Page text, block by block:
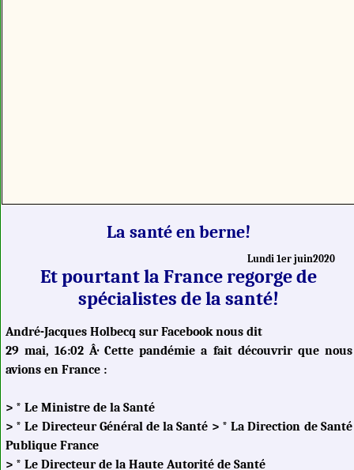
La santé en berne!
Lundi 1er juin2020
Et pourtant la France regorge de
spécialistes de la santé!
André-Jacques Holbecq sur Facebook nous dit
29 mai, 16:02 Â·Cette pandémie a fait découvrir que nous
avions en France :
> * Le Ministre de la Santé
> * Le Directeur Général de la Santé > * La Direction de Santé
Publique France
> * Le Directeur de la Haute Autorité de Santé